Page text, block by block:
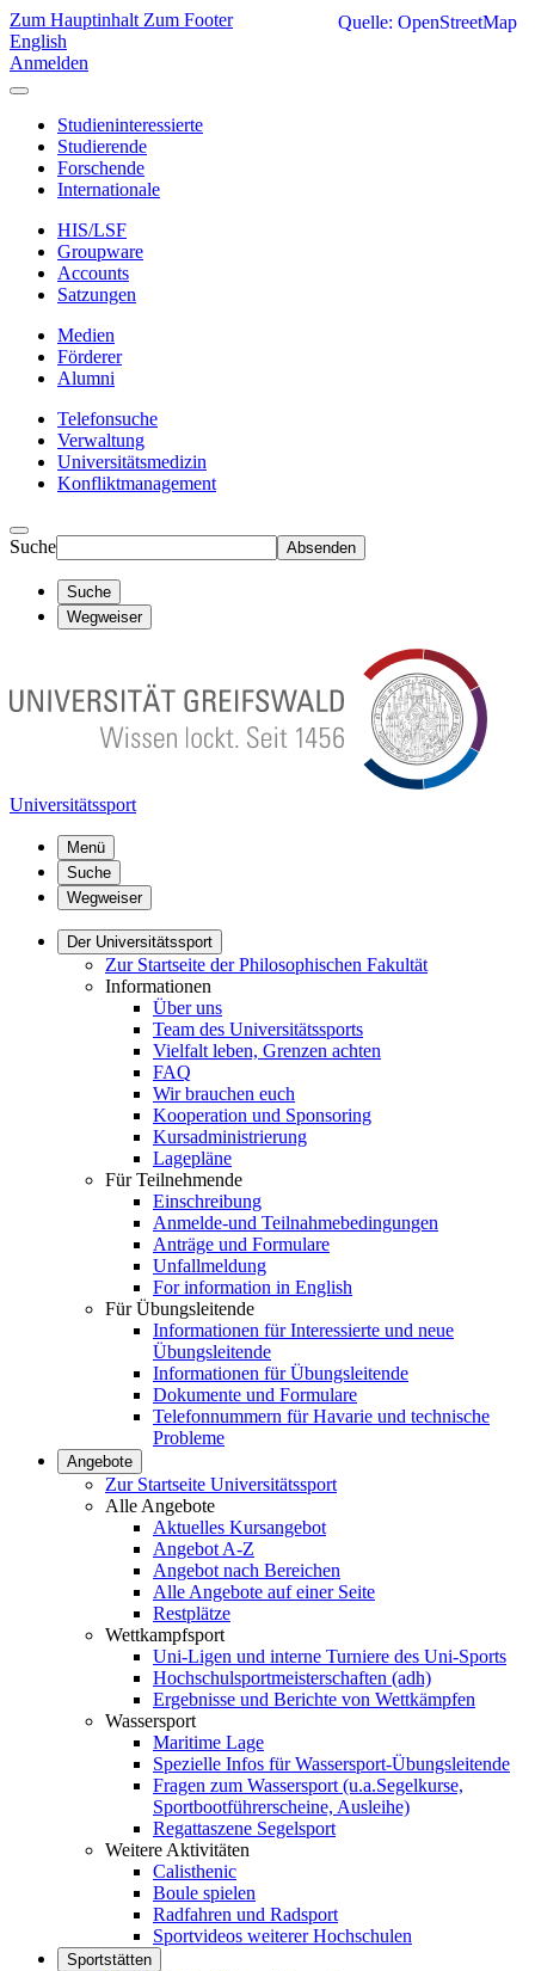
Zum Hauptinhalt Zum Footer
English
Anmelden
Studieninteressierte
Studierende
Forschende
Internationale
HIS/LSF
Groupware
Accounts
Satzungen
Medien
Förderer
Alumni
Telefonsuche
Verwaltung
Universitätsmedizin
Konfliktmanagement
Suche Absenden
Suche
Wegweiser
Universitätssport
Menü
Suche
Wegweiser
Der Universitätssport
Zur Startseite der Philosophischen Fakultät
Informationen
Über uns
Team des Universitätssports
Vielfalt leben, Grenzen achten
FAQ
Wir brauchen euch
Kooperation und Sponsoring
Kursadministrierung
Lagepläne
Für Teilnehmende
Einschreibung
Anmelde-und Teilnahmebedingungen
Anträge und Formulare
Unfallmeldung
For information in English
Für Übungsleitende
Informationen für Interessierte und neue
Übungsleitende
Informationen für Übungsleitende
Dokumente und Formulare
Telefonnummern für Havarie und technische
Probleme
Angebote
Zur Startseite Universitätssport
Alle Angebote
Aktuelles Kursangebot
Angebot A-Z
Angebot nach Bereichen
Alle Angebote auf einer Seite
Restplätze
Wettkampfsport
Uni-Ligen und interne Turniere des Uni-Sports
Hochschulsportmeisterschaften (adh)
Ergebnisse und Berichte von Wettkämpfen
Wassersport
Maritime Lage
Spezielle Infos für Wassersport-Übungsleitende
Fragen zum Wassersport (u.a.Segelkurse,
Sportbootführerscheine, Ausleihe)
Regattaszene Segelsport
Weitere Aktivitäten
Calisthenic
Boule spielen
Radfahren und Radsport
Sportvideos weiterer Hochschulen
Sportstätten
Quelle: OpenStreetMap